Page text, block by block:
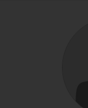
Janick J, Paris HS,